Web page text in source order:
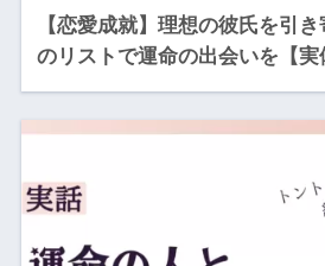
【恋愛成就】理想の彼氏を引
のリストで運命の出会いを【実